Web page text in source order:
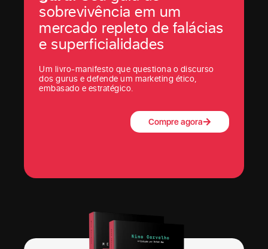
sobrevivência em um
mercado repleto de falácias
e superficialidades
Um livro-manifesto que questiona o discurso
dos gurus e defende um marketing ético,
embasado e estratégico.
Compre agora